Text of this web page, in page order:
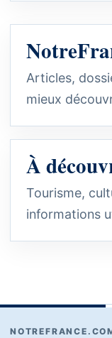
Articles,
mieux
À
Tourisme,
informations